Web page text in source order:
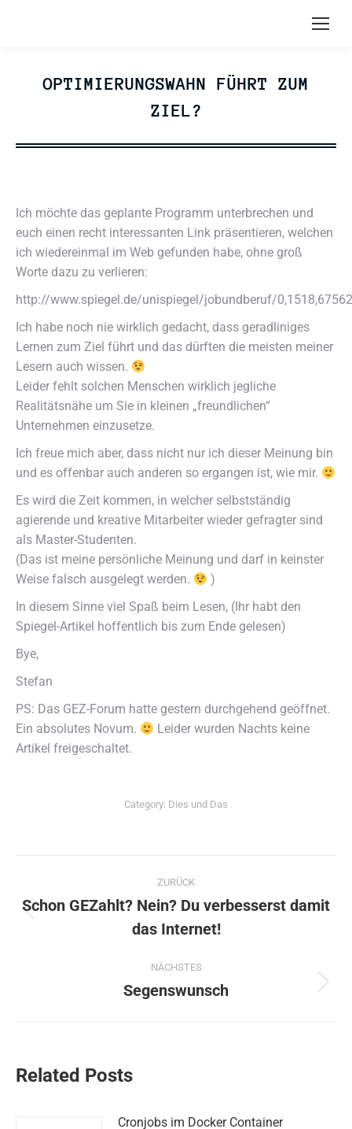
OPTIMIERUNGSWAHN FÜHRT ZUM
ZIEL?
Ich möchte das geplante Programm unterbrechen und
euch einen recht interessanten Link präsentieren, welchen
ich wiedereinmal im Web gefunden habe, ohne groß
Worte dazu zu verlieren:
http://www.spiegel.de/unispiegel/jobundberuf/
Ich habe noch nie wirklich gedacht, dass geradliniges
Lernen zum Ziel führt und das dürften die meisten meiner
Lesern auch wissen.
Leider fehlt solchen Menschen wirklich jegliche
Realitätsnähe um Sie in kleinen „freundlichen“
Unternehmen einzusetze.
Ich freue mich aber, dass nicht nur ich dieser Meinung bin
und es offenbar auch anderen so ergangen ist, wie mir.
Es wird die Zeit kommen, in welcher selbstständig
agierende und kreative Mitarbeiter wieder gefragter sind
als Master-Studenten.
(Das ist meine persönliche Meinung und darf in keinster
Weise falsch ausgelegt werden.
)
In diesem Sinne viel Spaß beim Lesen, (Ihr habt den
Spiegel-Artikel hoffentlich bis zum Ende gelesen)
Bye,
Stefan
PS: Das GEZ-Forum hatte gestern durchgehend geöffnet.
Ein absolutes Novum.
Leider wurden Nachts keine
Artikel freigeschaltet.
Category: Dies und Das
Kommentarnavigation
ZURÜCK
Beitrag:
Schon GEZahlt? Nein? Du verbesserst damit
das Internet!
NÄCHSTES
Nächster
Segenswunsch
Related Posts
Cronjobs im Docker Container